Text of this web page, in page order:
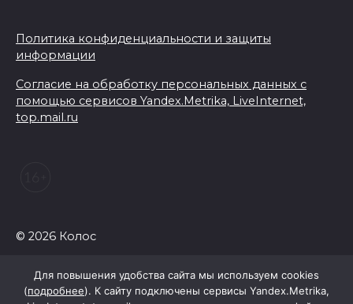
Политика конфиденциальности и защиты
информации
Согласие на обработку персональных данных с
помощью сервисов Yandex.Metrika, LiveInternet,
top.mail.ru
© 2026 Колос
Для повышения удобства сайта мы используем cookies
(подробнее). К сайту подключены сервисы Yandex.Metrika,